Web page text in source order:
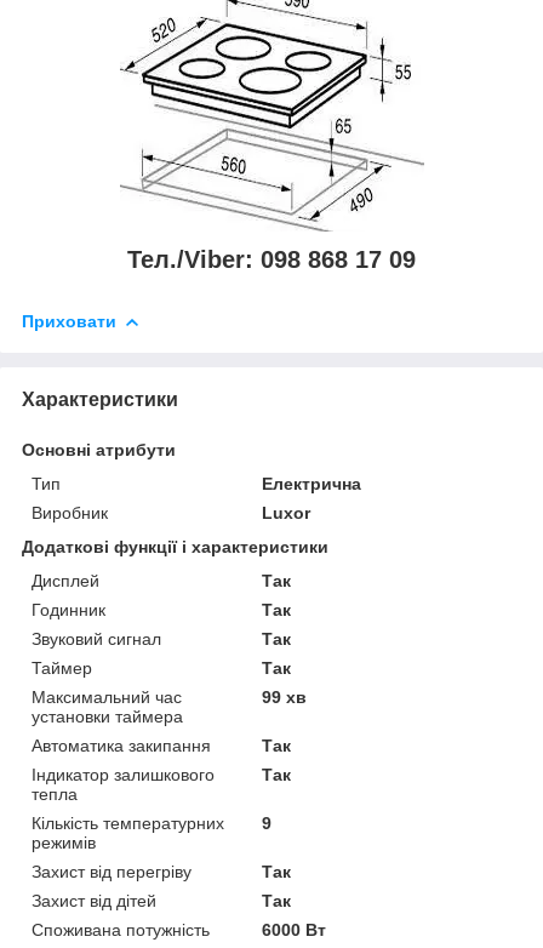
Тел./Viber: 098 868 17 09
Приховати
Характеристики
Основні атрибути
Тип
Електрична
Виробник
Luxor
Додаткові функції і характеристики
Дисплей
Так
Годинник
Так
Звуковий сигнал
Так
Таймер
Так
Максимальний час
установки таймера
99 хв
Автоматика закипання
Так
Індикатор залишкового
тепла
Так
Кількість температурних
режимів
9
Захист від перегріву
Так
Захист від дітей
Так
Споживана потужність
6000 Вт